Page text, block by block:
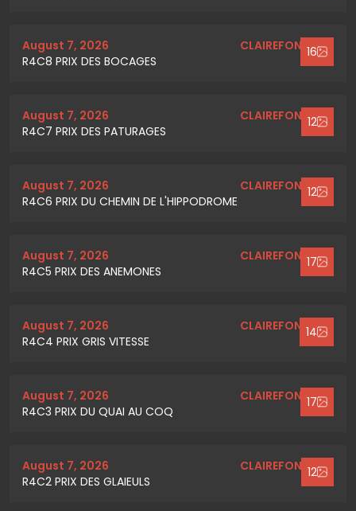
16
August 7, 2026
CLAIREFONTAINE
R4C8 PRIX DES BOCAGES
12
August 7, 2026
CLAIREFONTAINE
R4C7 PRIX DES PATURAGES
12
August 7, 2026
CLAIREFONTAINE
R4C6 PRIX DU CHEMIN DE L'HIPPODROME
17
August 7, 2026
CLAIREFONTAINE
R4C5 PRIX DES ANEMONES
14
August 7, 2026
CLAIREFONTAINE
R4C4 PRIX GRIS VITESSE
17
August 7, 2026
CLAIREFONTAINE
R4C3 PRIX DU QUAI AU COQ
12
August 7, 2026
CLAIREFONTAINE
R4C2 PRIX DES GLAIEULS